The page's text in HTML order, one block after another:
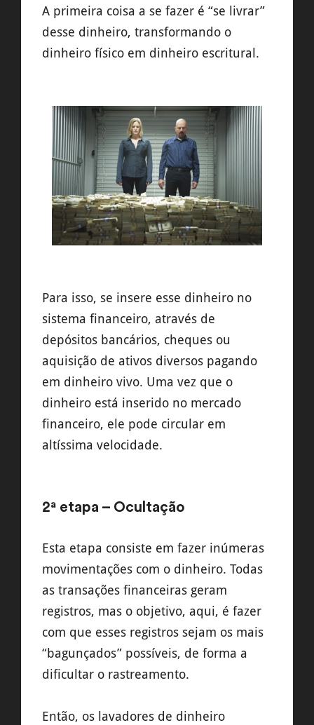
A primeira coisa a se fazer é “se livrar”
desse dinheiro, transformando o
dinheiro físico em dinheiro escritural.
Para isso, se insere esse dinheiro no
sistema financeiro, através de
depósitos bancários, cheques ou
aquisição de ativos diversos pagando
em dinheiro vivo. Uma vez que o
dinheiro está inserido no mercado
financeiro, ele pode circular em
altíssima velocidade.
2ª etapa – Ocultação
Esta etapa consiste em fazer inúmeras
movimentações com o dinheiro. Todas
as transações financeiras geram
registros, mas o objetivo, aqui, é fazer
com que esses registros sejam os mais
“bagunçados” possíveis, de forma a
dificultar o rastreamento.
Então, os lavadores de dinheiro